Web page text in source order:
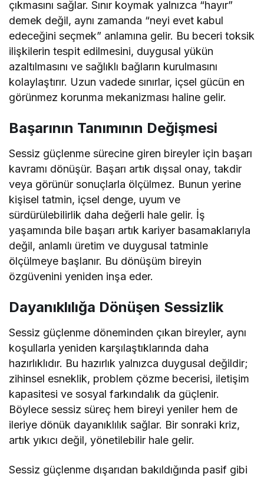
çıkmasını sağlar. Sınır koymak yalnızca “hayır”
demek değil, aynı zamanda “neyi evet kabul
edeceğini seçmek” anlamına gelir. Bu beceri toksik
ilişkilerin tespit edilmesini, duygusal yükün
azaltılmasını ve sağlıklı bağların kurulmasını
kolaylaştırır. Uzun vadede sınırlar, içsel gücün en
görünmez korunma mekanizması haline gelir.
Başarının Tanımının Değişmesi
Sessiz güçlenme sürecine giren bireyler için başarı
kavramı dönüşür. Başarı artık dışsal onay, takdir
veya görünür sonuçlarla ölçülmez. Bunun yerine
kişisel tatmin, içsel denge, uyum ve
sürdürülebilirlik daha değerli hale gelir. İş
yaşamında bile başarı artık kariyer basamaklarıyla
değil, anlamlı üretim ve duygusal tatminle
ölçülmeye başlanır. Bu dönüşüm bireyin
özgüvenini yeniden inşa eder.
Dayanıklılığa Dönüşen Sessizlik
Sessiz güçlenme döneminden çıkan bireyler, aynı
koşullarla yeniden karşılaştıklarında daha
hazırlıklıdır. Bu hazırlık yalnızca duygusal değildir;
zihinsel esneklik, problem çözme becerisi, iletişim
kapasitesi ve sosyal farkındalık da güçlenir.
Böylece sessiz süreç hem bireyi yeniler hem de
ileriye dönük dayanıklılık sağlar. Bir sonraki kriz,
artık yıkıcı değil, yönetilebilir hale gelir.
Sessiz güçlenme dışarıdan bakıldığında pasif gibi